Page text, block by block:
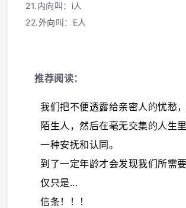
21.内向叫：i人
22.外向叫：E人
推荐阅读：
我们把不便透露给亲密人的忧愁
陌生人，然后在毫无交集的人生
一种安抚和认同。
到了一定年龄才会发现我们所需
仅只是...
信条！！！